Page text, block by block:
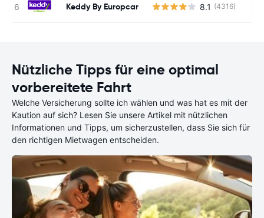
Keddy By Europcar 8.1 (4316)
Nützliche Tipps für eine optimal
vorbereitete Fahrt
Welche Versicherung sollte ich wählen und was hat es mit der
Kaution auf sich? Lesen Sie unsere Artikel mit nützlichen
Informationen und Tipps, um sicherzustellen, dass Sie sich für
den richtigen Mietwagen entscheiden.